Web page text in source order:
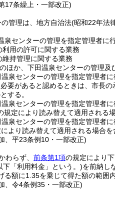
17条繰上・一部改正)
管理は、地方自治法(昭和22年法
泉センターの管理を指定管理者に
用の許可に関する業務
持管理に関する業務
ほか、下田温泉センターの管理
泉センターの管理を指定管理者に
要があると認めるときは、市長の
する。
泉センターの管理を指定管理者
規定により読み替えて適用される
泉センターの管理を指定管理者
より読み替えて適用される場合を
、平23条例10・一部改正)
わらず、 前条第1項の規定により
下「利用料金」という。)を前納し
る額に1.35を乗じて得た額の範囲
、令4条例35・一部改正)